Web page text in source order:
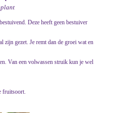
Deze heeft geen bestuiver
zijn gezet. Je remt dan de groei wat en
Van een volwassen struik kun je wel
fruitsoort.